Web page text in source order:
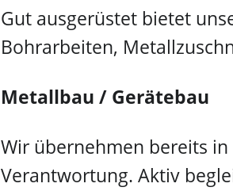
Gut ausgerüstet bietet
Bohrarbeiten,
Metallbau / Gerätebau
Wir übernehmen bereits
Verantwortung. Aktiv